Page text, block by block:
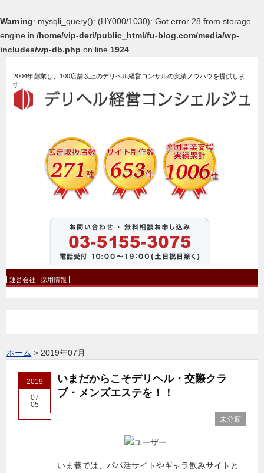
Warning: mysqli_query(): (HY000/1030): Got error 28 from storage
engine in /home/vip-deri/public_html/fu-blog.com/media/wp-
includes/wp-db.php on line 1924
2004年創業し、100店舗以上のデリヘル経営コンサルの実績ノウハウを提供しま
す
運営会社 採用情報
ホーム > 2019年07月
2019
07
05
いまだからこそデリヘル・交際クラ
ブ・メンズエステを！！
未分類
いま巷では、パパ活サイトやギャラ飲みサイトと